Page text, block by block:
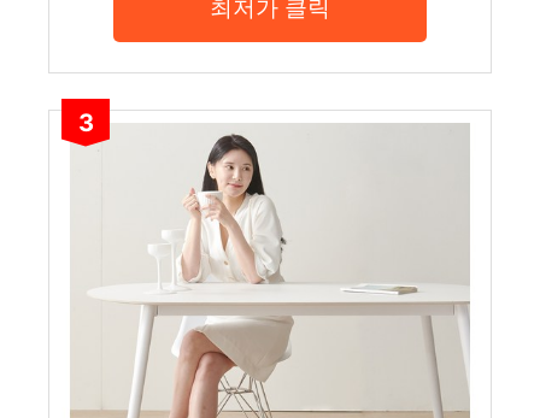
최저가 클릭
3